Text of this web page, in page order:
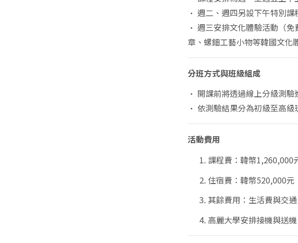
• 週二、週四另設下午特別課
• 週三安排文化體驗活動（
章、螺鈿工藝小物等韓國文化
分班方式與班級組成
• 開課前將透過線上分級測驗
• 依測驗結果分為初級至高級
活動費用
課程費：韓幣1,260,000
住宿費：韓幣520,000元
其餘費用：生活費與交
高麗大學安排接機與送